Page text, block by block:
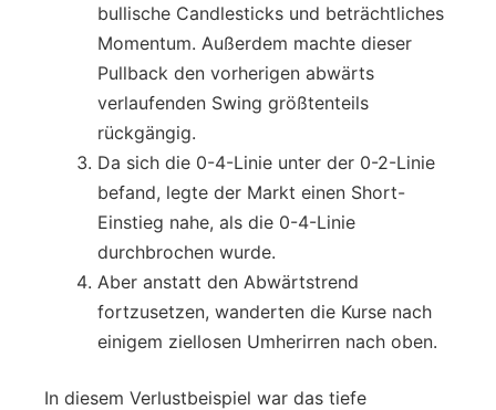
bullische Candlesticks und beträchtliches
Momentum. Außerdem machte dieser
Pullback den vorherigen abwärts
verlaufenden Swing größtenteils
rückgängig.
Da sich die 0-4-Linie unter der 0-2-Linie
befand, legte der Markt einen Short-
Einstieg nahe, als die 0-4-Linie
durchbrochen wurde.
Aber anstatt den Abwärtstrend
fortzusetzen, wanderten die Kurse nach
einigem ziellosen Umherirren nach oben.
In diesem Verlustbeispiel war das tiefe